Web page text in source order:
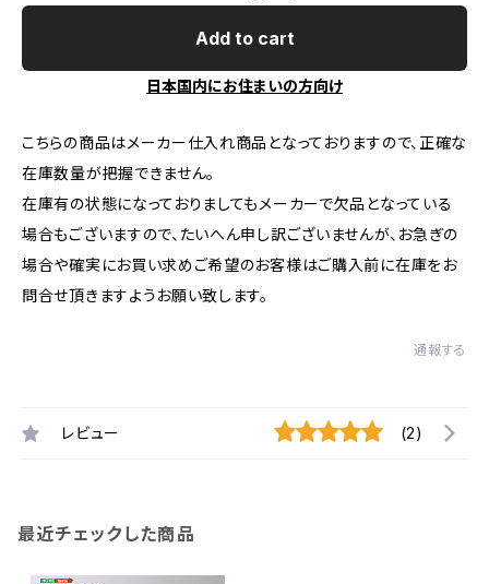
Add to cart
日本国内にお住まいの方向け
こちらの商品はメーカー仕入れ商品となっておりますので、正確な
在庫数量が把握できません。
在庫有の状態になっておりましてもメーカーで欠品となっている
場合もございますので、たいへん申し訳ございませんが、お急ぎの
場合や確実にお買い求めご希望のお客様はご購入前に在庫をお
問合せ頂きますようお願い致します。
通報する
レビュー (2)
最近チェックした商品